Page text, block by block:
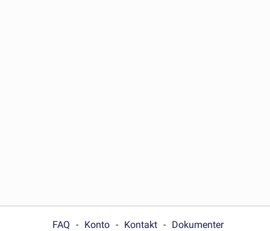
FAQ Konto Kontakt Dokumenter